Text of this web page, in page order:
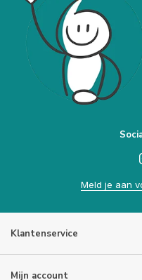
Meld je aan
Klantenservice
Mijn account